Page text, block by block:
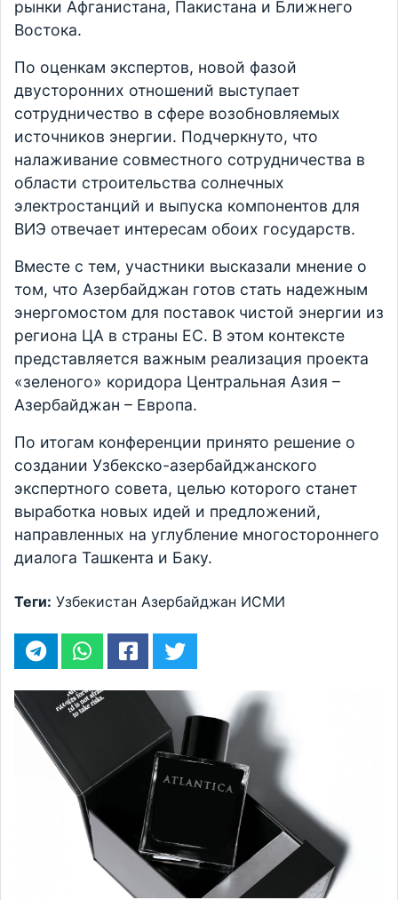
рынки Афганистана, Пакистана и Ближнего
Востока.
По оценкам экспертов, новой фазой
двусторонних отношений выступает
сотрудничество в сфере возобновляемых
источников энергии. Подчеркнуто, что
налаживание совместного сотрудничества в
области строительства солнечных
электростанций и выпуска компонентов для
ВИЭ отвечает интересам обоих государств.
Вместе с тем, участники высказали мнение о
том, что Азербайджан готов стать надежным
энергомостом для поставок чистой энергии из
региона ЦА в страны ЕС. В этом контексте
представляется важным реализация проекта
«зеленого» коридора Центральная Азия –
Азербайджан – Европа.
По итогам конференции принято решение о
создании Узбекско-азербайджанского
экспертного совета, целью которого станет
выработка новых идей и предложений,
направленных на углубление многостороннего
диалога Ташкента и Баку.
Теги: Узбекистан Азербайджан ИСМИ